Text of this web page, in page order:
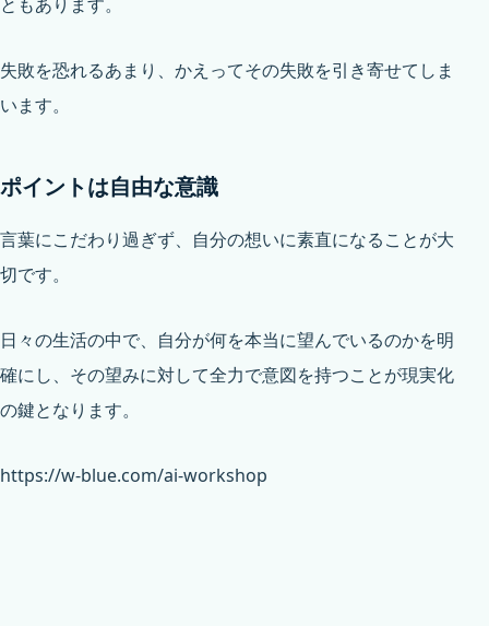
ともあります。
失敗を恐れるあまり、かえってその失敗を引き寄せてしま
います。
ポイントは自由な意識
言葉にこだわり過ぎず、自分の想いに素直になることが大
切です。
日々の生活の中で、自分が何を本当に望んでいるのかを明
確にし、その望みに対して全力で意図を持つことが現実化
の鍵となります。
https://w-blue.com/ai-workshop